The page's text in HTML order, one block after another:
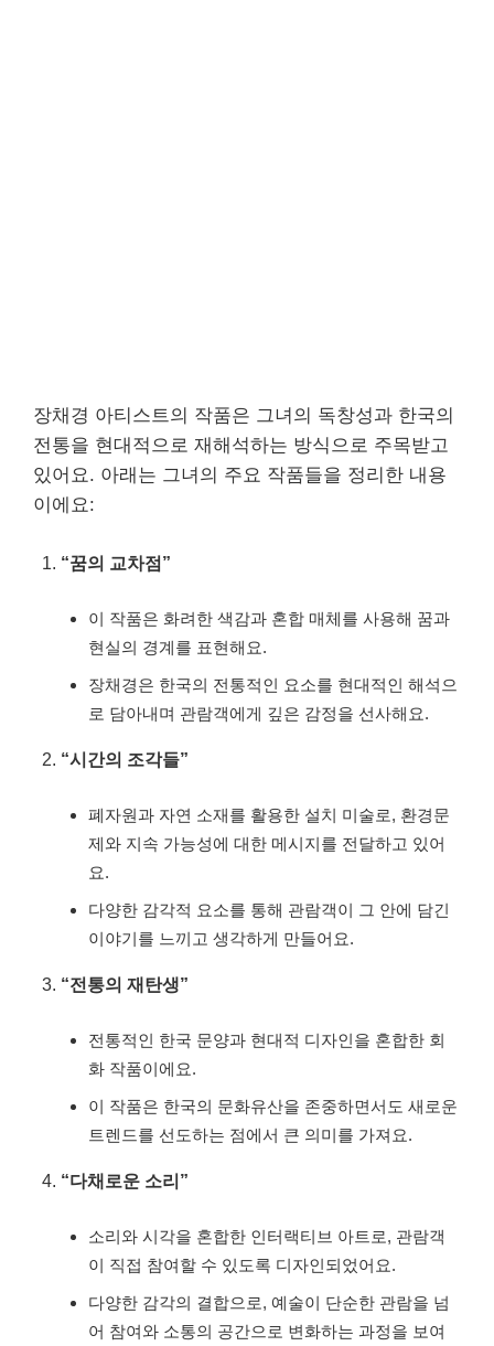
장채경 아티스트의 작품은 그녀의 독창성과 한국의
전통을 현대적으로 재해석하는 방식으로 주목받고
있어요. 아래는 그녀의 주요 작품들을 정리한 내용
이에요:
“꿈의 교차점”
이 작품은 화려한 색감과 혼합 매체를 사용해 꿈과
현실의 경계를 표현해요.
장채경은 한국의 전통적인 요소를 현대적인 해석으
로 담아내며 관람객에게 깊은 감정을 선사해요.
“시간의 조각들”
폐자원과 자연 소재를 활용한 설치 미술로, 환경문
제와 지속 가능성에 대한 메시지를 전달하고 있어
요.
다양한 감각적 요소를 통해 관람객이 그 안에 담긴
이야기를 느끼고 생각하게 만들어요.
“전통의 재탄생”
전통적인 한국 문양과 현대적 디자인을 혼합한 회
화 작품이에요.
이 작품은 한국의 문화유산을 존중하면서도 새로운
트렌드를 선도하는 점에서 큰 의미를 가져요.
“다채로운 소리”
소리와 시각을 혼합한 인터랙티브 아트로, 관람객
이 직접 참여할 수 있도록 디자인되었어요.
다양한 감각의 결합으로, 예술이 단순한 관람을 넘
어 참여와 소통의 공간으로 변화하는 과정을 보여